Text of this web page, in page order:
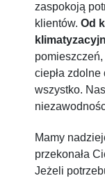
zaspokoją
klientów. Od
ciepła zdolne
wszystko.
Mamy
przekonała
Jeżeli